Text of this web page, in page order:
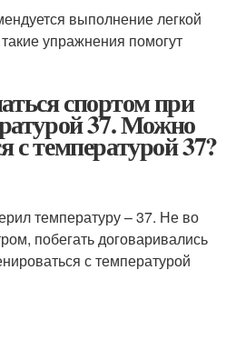
выполнение легкой
упражнения помогут
спортом при
37. Можно
с температурой 37?
температуру – 37. Не во
побегать договаривались
с температурой